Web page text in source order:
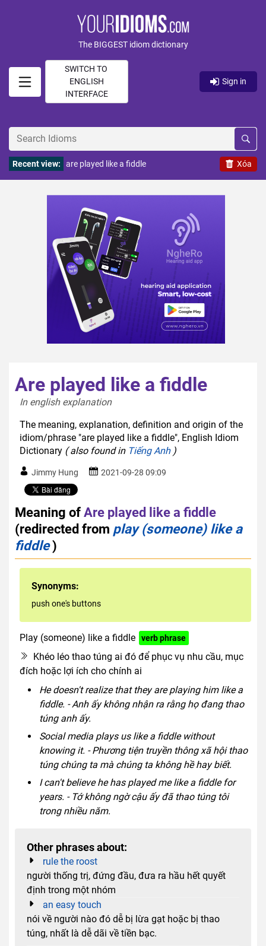
The BIGGEST idiom dictionary
SWITCH TO
ENGLISH
INTERFACE
Sign in
Xóa
Recent view: are played like a fiddle
Are played like a fiddle
In english explanation
The meaning, explanation, definition and origin of the
idiom/phrase "are played like a fiddle", English Idiom
Dictionary ( also found in Tiếng Anh)
Jimmy Hung 2021-09-28 09:09
Meaning ofAre played like a fiddle
(redirected from play (someone) like a
fiddle)
Synonyms:
push one's buttons
Play (someone) like a fiddle verb phrase
Khéo léo thao túng ai đó để phục vụ nhu cầu, mục
đích hoặc lợi ích cho chính ai
He doesn't realize that they are playing him like a
fiddle. - Anh ấy không nhận ra rằng họ đang thao
túng anh ấy.
Social media plays us like a fiddle without
knowing it. - Phương tiện truyền thông xã hội thao
túng chúng ta mà chúng ta không hề hay biết.
I can't believe he has played me like a fiddle for
years. - Tớ không ngờ cậu ấy đã thao túng tôi
trong nhiều năm.
Other phrases about:
rule the roost
người thống trị, đứng đầu, đưa ra hầu hết quyết
định trong một nhóm
an easy touch
nói về người nào đó dễ bị lừa gạt hoặc bị thao
túng, nhất là dễ dãi về tiền bạc.